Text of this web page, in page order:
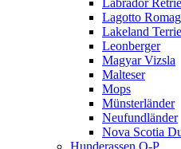
Labrador
Lagotto
Lakeland
Leonberger
Magyar Vizsla
Malteser
Mops
Münsterländer
Neufundländer
Nova Scotia